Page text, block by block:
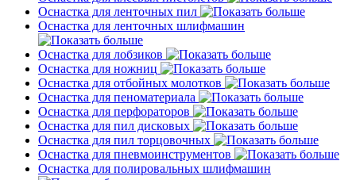
Оснастка для ленточных пил
Оснастка для ленточных шлифмашин
Оснастка для лобзиков
Оснастка для ножниц
Оснастка для отбойных молотков
Оснастка для пеноматериала
Оснастка для перфораторов
Оснастка для пил дисковых
Оснастка для пил торцовочных
Оснастка для пневмоинструментов
Оснастка для полировальных шлифмашин